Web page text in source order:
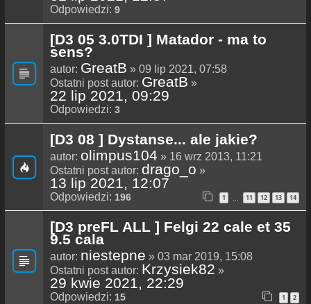
Odpowiedzi: 9
[D3 05 3.0TDI ] Matador - ma to
sens?
autor: GreatB » 09 lip 2021, 07:58
Ostatni post autor: GreatB »
22 lip 2021, 09:29
Odpowiedzi: 3
[D3 08 ] Dystanse... ale jakie?
autor: olimpus104 » 16 wrz 2013, 11:21
Ostatni post autor: drago_o »
13 lip 2021, 12:07
Odpowiedzi: 196 1 … 11 12 13 14
[D3 preFL ALL ] Felgi 22 cale et 35
9.5 cala
autor: niestepne » 03 mar 2019, 15:08
Ostatni post autor: Krzysiek82 »
29 kwie 2021, 22:29
Odpowiedzi: 15 1 2